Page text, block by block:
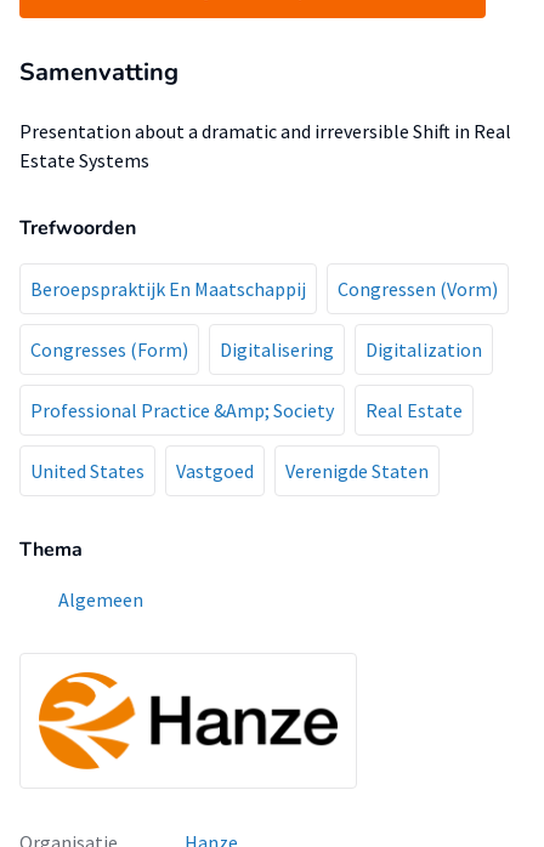
Samenvatting
Presentation about a dramatic and irreversible Shift in Real
Estate Systems
Trefwoorden
Beroepspraktijk En Maatschappij Congressen (Vorm)
Congresses (Form) Digitalisering Digitalization
Professional Practice &Amp; Society Real Estate
United States Vastgoed Verenigde Staten
Thema
Algemeen
Organisatie Hanze